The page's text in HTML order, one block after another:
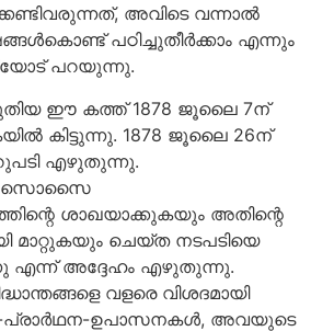
അവിടെ വന്നാല്‍
പഠിച്ചുതീര്‍ക്കാം എന്നും
പറയുന്നു.
ഈ കത്ത് 1878 ജൂലൈ 7ന്
കിട്ടുന്നു. 1878 ജൂലൈ 26ന്
എഴുതുന്നു.
സൊസൈ
ശാഖയാക്കുകയും അതിന്റെ
ചെയ്ത നടപടിയെ
എന്ന് അദ്ദേഹം എഴുതുന്നു.
വളരെ വിശദമായി
പ്രാര്‍ഥന-ഉപാസനകള്‍, അവയുടെ